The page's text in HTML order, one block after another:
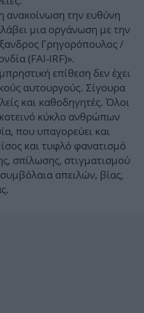
την ευθύνη
μια οργάνωση με την
Γρηγορόπουλος /
(FAI-IRF)».
επίθεση δεν έχει
αυτουργούς. Σίγουρα
και καθοδηγητές. Όλοι
κύκλο ανθρώπων
που υπαγορεύει και
και τυφλό φανατισμό
σπίλωσης, στιγματισμού
απειλών, βίας,